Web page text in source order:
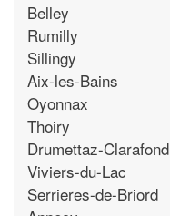
Belley
Rumilly
Sillingy
Aix-les-Bains
Oyonnax
Thoiry
Drumettaz-Clarafond
Viviers-du-Lac
Serrieres-de-Briord